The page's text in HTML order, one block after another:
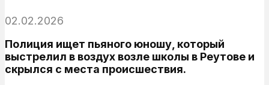
02.02.2026
Полиция ищет пьяного юношу, который
выстрелил в воздух возле школы в Реутове и
скрылся с места происшествия.